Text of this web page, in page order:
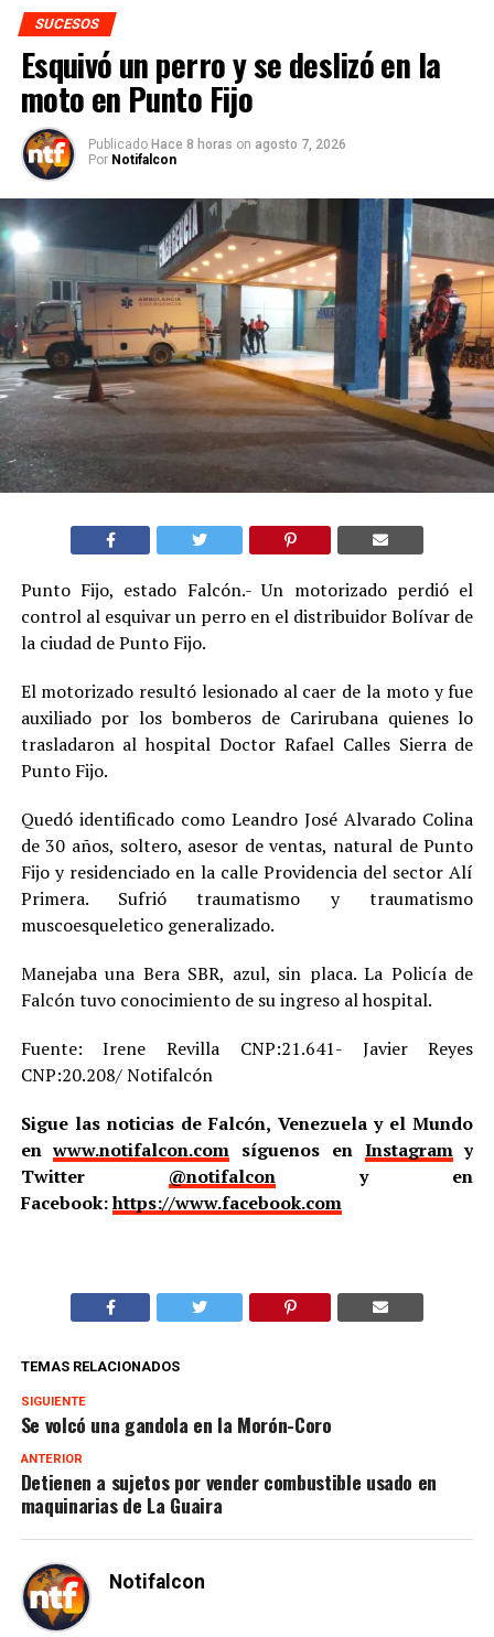
SUCESOS
Esquivó un perro y se deslizó en la
moto en Punto Fijo
Publicado Hace 8 horas on agosto 7, 2026
Por Notifalcon
Punto Fijo, estado Falcón.- Un motorizado perdió el
control al esquivar un perro en el distribuidor Bolívar de
la ciudad de Punto Fijo.
El motorizado resultó lesionado al caer de la moto y fue
auxiliado por los bomberos de Carirubana quienes lo
trasladaron al hospital Doctor Rafael Calles Sierra de
Punto Fijo.
Quedó identificado como Leandro José Alvarado Colina
de 30 años, soltero, asesor de ventas, natural de Punto
Fijo y residenciado en la calle Providencia del sector Alí
Primera. Sufrió traumatismo y traumatismo
muscoesqueletico generalizado.
Manejaba una Bera SBR, azul, sin placa. La Policía de
Falcón tuvo conocimiento de su ingreso al hospital.
Fuente: Irene Revilla CNP:21.641- Javier Reyes
CNP:20.208/ Notifalcón
Sigue las noticias de Falcón, Venezuela y el Mundo
enwww.notifalcon.com síguenos en Instagramy
Twitter @notifalcony en
Facebook:https://www.facebook.com
TEMAS RELACIONADOS
SIGUIENTE
Se volcó una gandola en la Morón-Coro
ANTERIOR
Detienen a sujetos por vender combustible usado en
maquinarias de La Guaira
Notifalcon